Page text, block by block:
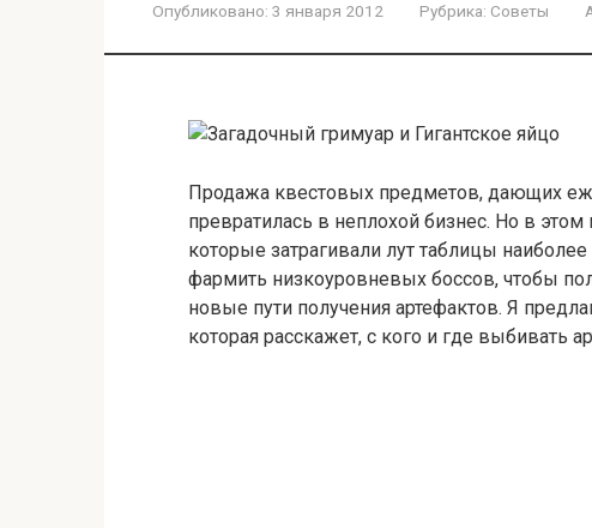
Опубликовано: 3 января 2012 Рубрика: Советы
Продажа квестовых предметов, дающих
превратилась в неплохой бизнес. Но в
которые затрагивали лут таблицы
фармить низкоуровневых боссов, чтобы
новые пути получения артефактов. Я
которая расскажет, с кого и где выбивать